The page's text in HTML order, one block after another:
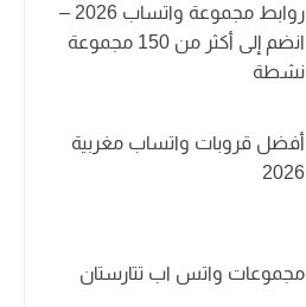
روابط مجموعة واتساب 2026 –
انضم إلى أكثر من 150 مجموعة
نشطة
أفضل قروبات واتساب مغربية
2026
مجموعات واتس اب تتارستان